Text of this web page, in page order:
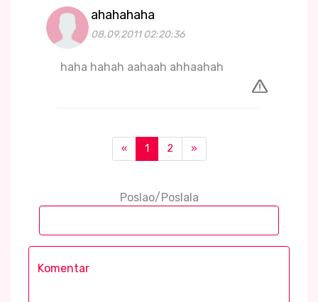
ahahahaha
08.09.2011 02:20:36
haha hahah aahaah ahhaahah
« 1 2 »
Poslao/Poslala